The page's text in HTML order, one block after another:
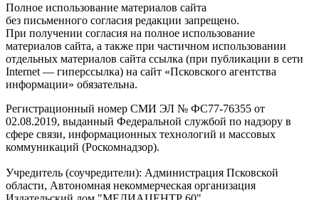
Полное использование материалов сайта
без письменного согласия редакции запрещено.
При получении согласия на полное использование
материалов сайта, а также при частичном использовании
отдельных материалов сайта ссылка (при публикации в сети
Internet — гиперссылка) на сайт «Псковского агентства
информации» обязательна.
Регистрационный номер СМИ ЭЛ № ФС77-76355 от
02.08.2019, выданный Федеральной службой по надзору в
сфере связи, информационных технологий и массовых
коммуникаций (Роскомнадзор).
Учредитель (соучредители): Администрация Псковской
области, Автономная некоммерческая организация